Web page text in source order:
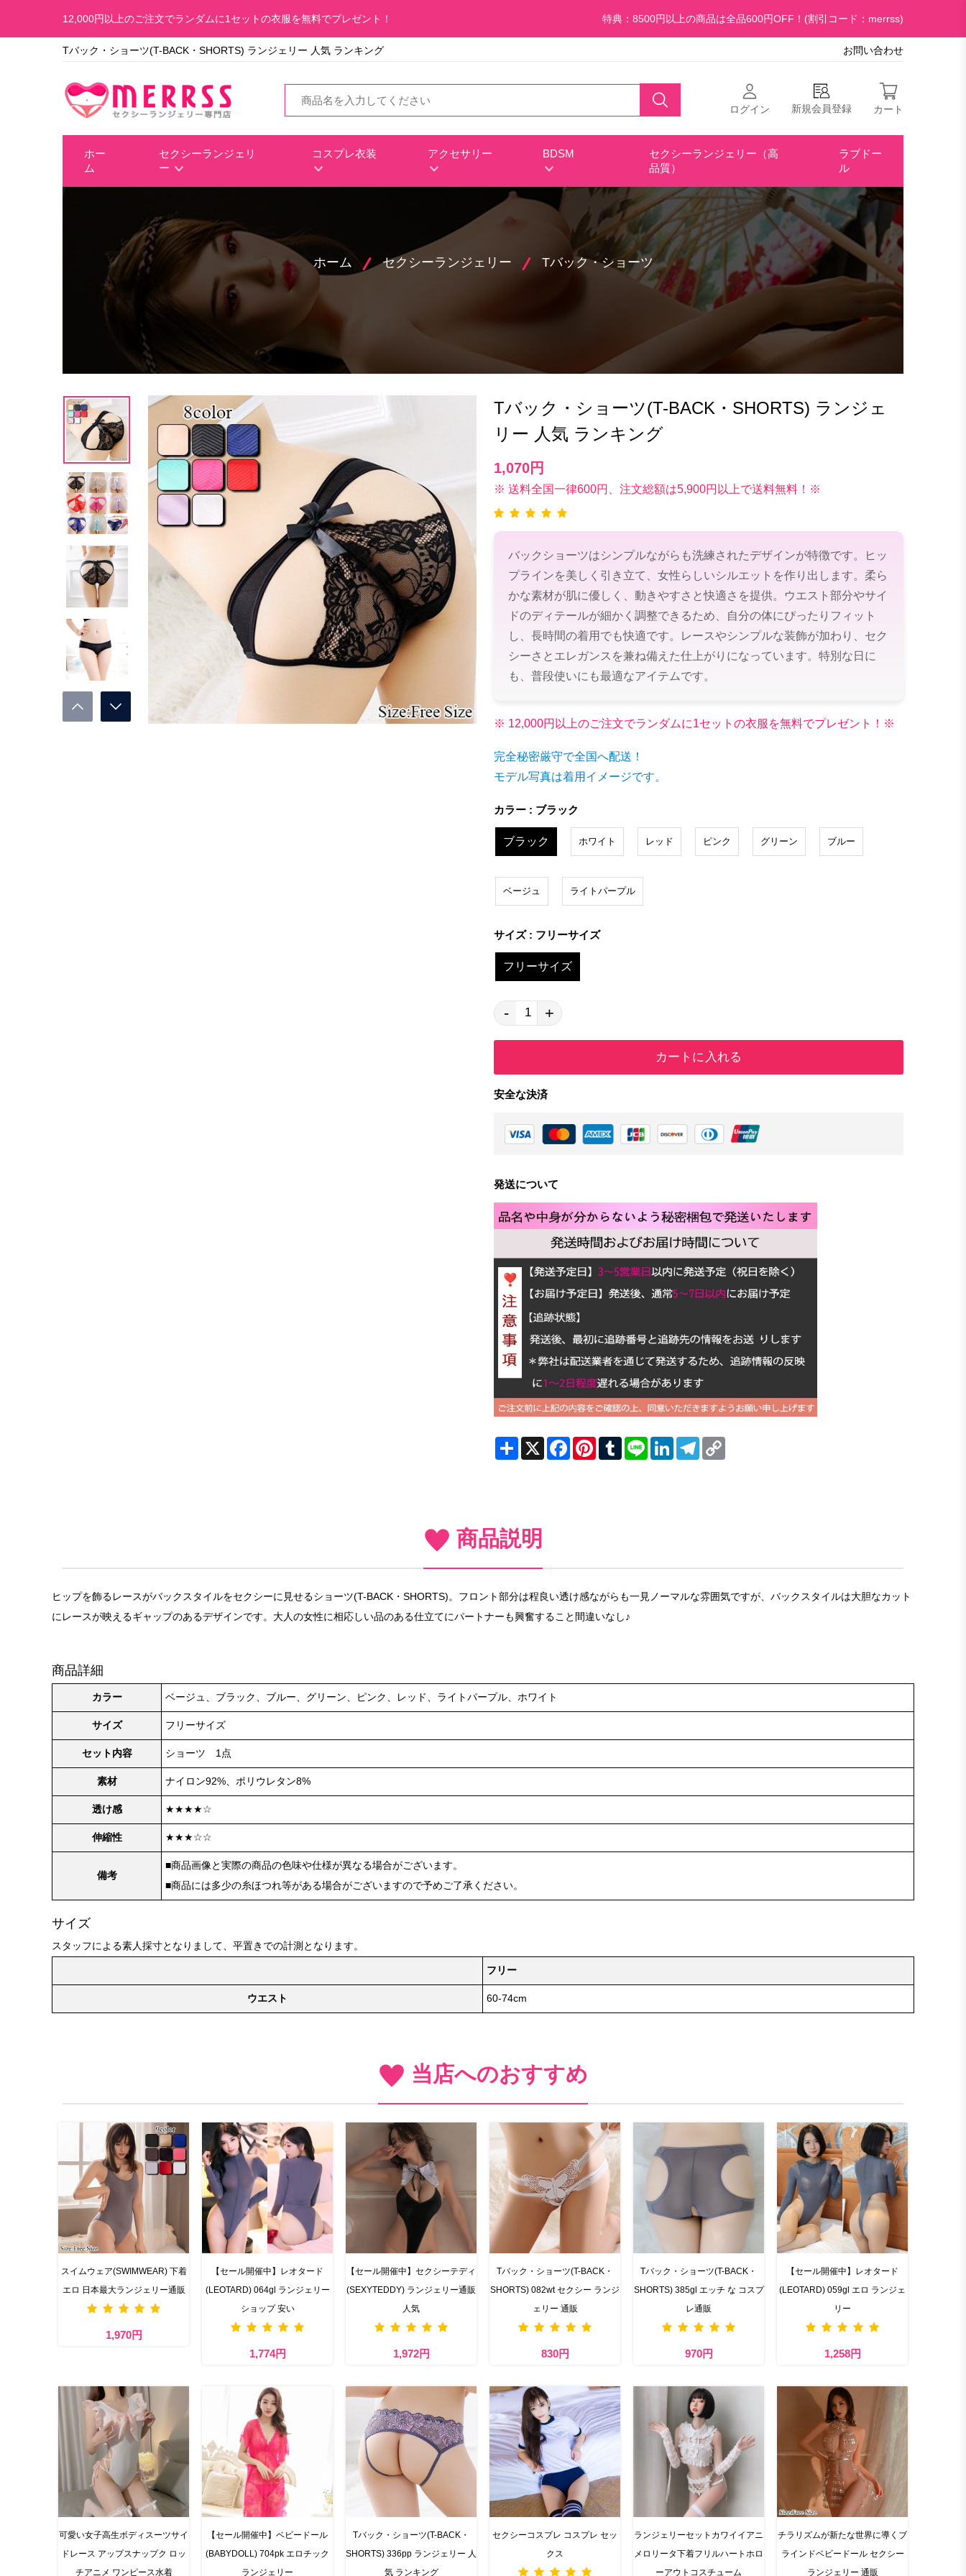
12,000円以上のご注文でランダムに1セットの衣服を無料でプレゼント！ 特典：8500円以上の商品は全品600円OFF！(割引コード：merrss)
Tバック・ショーツ(T-BACK・SHORTS) ランジェリー 人気 ランキング お問い合わせ
ログイン 新規会員登録 カート
ホー
ム
セクシーランジェリ
ー
コスプレ衣装 アクセサリー BDSM
セクシーランジェリー（高
品質）
ラブドー
ル
ホーム セクシーランジェリー Tバック・ショーツ
Tバック・ショーツ(T-BACK・SHORTS) ランジェ
リー 人気 ランキング
1,070円
※ 送料全国一律600円、注文総額は5,900円以上で送料無料！※
バックショーツはシンプルながらも洗練されたデザインが特徴です。ヒッ
プラインを美しく引き立て、女性らしいシルエットを作り出します。柔ら
かな素材が肌に優しく、動きやすさと快適さを提供。ウエスト部分やサイ
ドのディテールが細かく調整できるため、自分の体にぴったりフィット
し、長時間の着用でも快適です。レースやシンプルな装飾が加わり、セク
シーさとエレガンスを兼ね備えた仕上がりになっています。特別な日に
も、普段使いにも最適なアイテムです。
※ 12,000円以上のご注文でランダムに1セットの衣服を無料でプレゼント！※
完全秘密厳守で全国へ配送！
モデル写真は着用イメージです。
カラー : ブラック
ブラック ホワイト レッド ピンク グリーン ブルー
ベージュ ライトパープル
サイズ : フリーサイズ
フリーサイズ
- +
カートに入れる
安全な決済
発送について
ShareX FacebookPinterestTumblrLine LinkedInTelegram
商品説明
ヒップを飾るレースがバックスタイルをセクシーに見せるショーツ(T-BACK・SHORTS)。フロント部分は程良い透け感ながらも一見ノーマルな雰囲気ですが、バックスタイルは大胆なカット
にレースが映えるギャップのあるデザインです。大人の女性に相応しい品のある仕立てにパートナーも興奮すること間違いなし♪
商品詳細
カラー ベージュ、ブラック、ブルー、グリーン、ピンク、レッド、ライトパープル、ホワイト
サイズ フリーサイズ
セット内容 ショーツ 1点
素材 ナイロン92%、ポリウレタン8%
透け感 ★★★★☆
伸縮性 ★★★☆☆
備考
■商品画像と実際の商品の色味や仕様が異なる場合がございます。
■商品には多少の糸ほつれ等がある場合がございますので予めご了承ください。
サイズ
スタッフによる素人採寸となりまして、平置きでの計測となります。
フリー
ウエスト 60-74cm
当店へのおすすめ
スイムウェア(SWIMWEAR) 下着
エロ 日本最大ランジェリー通販
1,970円
【セール開催中】レオタード
(LEOTARD) 064gl ランジェリー
ショップ 安い
1,774円
【セール開催中】セクシーテディ
(SEXYTEDDY) ランジェリー通販
人気
1,972円
Tバック・ショーツ(T-BACK・
SHORTS) 082wt セクシー ランジ
ェリー 通販
830円
Tバック・ショーツ(T-BACK・
SHORTS) 385gl エッチ な コスプ
レ通販
970円
【セール開催中】レオタード
(LEOTARD) 059gl エロ ランジェ
リー
1,258円
可愛い女子高生ボディスーツサイ
ドレース アップスナップク ロッ
チアニメ ワンピース水着
【セール開催中】ベビードール
(BABYDOLL) 704pk エロチック
ランジェリー
Tバック・ショーツ(T-BACK・
SHORTS) 336pp ランジェリー 人
気 ランキング
セクシーコスプレ コスプレ セッ
クス
ランジェリーセットカワイイアニ
メロリータ下着フリルハートホロ
ーアウトコスチューム
チラリズムが新たな世界に導くブ
ラインドベビードール セクシー
ランジェリー 通販